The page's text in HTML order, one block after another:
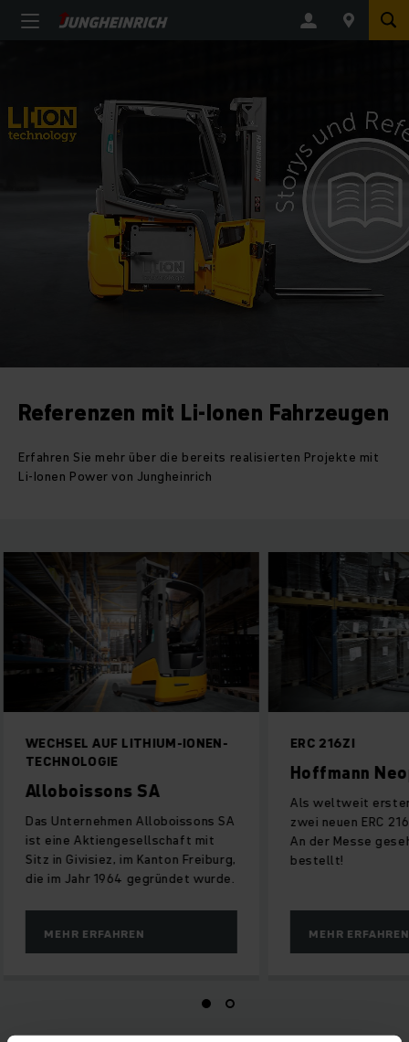
Referenzen mit Li-Ionen Fahrzeugen
Erfahren Sie mehr über die bereits realisierten Projekte mit
Li-Ionen Power von Jungheinrich
WECHSEL AUF LITHIUM-IONEN-
TECHNOLOGIE
Alloboissons SA
Das Unternehmen Alloboissons SA
ist eine Aktiengesellschaft mit
Sitz in Givisiez, im Kanton Freiburg,
die im Jahr 1964 gegründet wurde.
MEHR ERFAHREN
ERC 216ZI
Hoffmann
Als weltweit
zwei neuen ERC
An der Messe
bestellt!
MEHR